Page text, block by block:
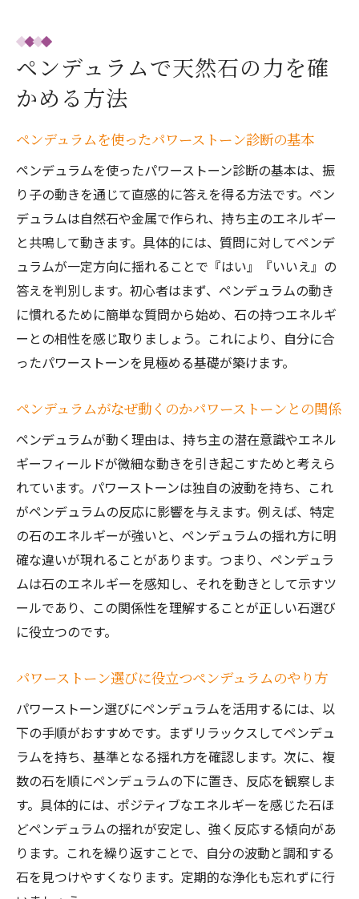
ペンデュラムで天然石の力を確
かめる方法
ペンデュラムを使ったパワーストーン診断の基本
ペンデュラムを使ったパワーストーン診断の基本は、振
り子の動きを通じて直感的に答えを得る方法です。ペン
デュラムは自然石や金属で作られ、持ち主のエネルギー
と共鳴して動きます。具体的には、質問に対してペンデ
ュラムが一定方向に揺れることで『はい』『いいえ』の
答えを判別します。初心者はまず、ペンデュラムの動き
に慣れるために簡単な質問から始め、石の持つエネルギ
ーとの相性を感じ取りましょう。これにより、自分に合
ったパワーストーンを見極める基礎が築けます。
ペンデュラムがなぜ動くのかパワーストーンとの関係
ペンデュラムが動く理由は、持ち主の潜在意識やエネル
ギーフィールドが微細な動きを引き起こすためと考えら
れています。パワーストーンは独自の波動を持ち、これ
がペンデュラムの反応に影響を与えます。例えば、特定
の石のエネルギーが強いと、ペンデュラムの揺れ方に明
確な違いが現れることがあります。つまり、ペンデュラ
ムは石のエネルギーを感知し、それを動きとして示すツ
ールであり、この関係性を理解することが正しい石選び
に役立つのです。
パワーストーン選びに役立つペンデュラムのやり方
パワーストーン選びにペンデュラムを活用するには、以
下の手順がおすすめです。まずリラックスしてペンデュ
ラムを持ち、基準となる揺れ方を確認します。次に、複
数の石を順にペンデュラムの下に置き、反応を観察しま
す。具体的には、ポジティブなエネルギーを感じた石ほ
どペンデュラムの揺れが安定し、強く反応する傾向があ
ります。これを繰り返すことで、自分の波動と調和する
石を見つけやすくなります。定期的な浄化も忘れずに行